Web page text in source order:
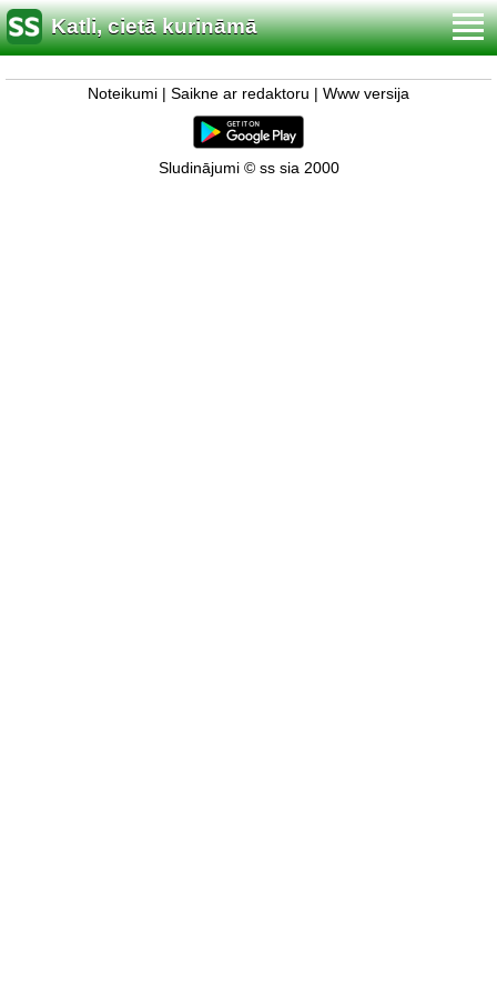
Katli, cietā kurināmā
Noteikumi Saikne ar redaktoru Www versija
Sludinājumi © ss sia 2000